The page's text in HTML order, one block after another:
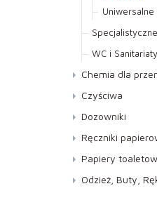
Uniwersalne
Specjalistyczne
WC i Sanitariaty
Chemia dla
Czyściwa
Dozowniki
Ręczniki
Do dozowników
Kuchenne
Papiery
Jumbo
Odzież, Buty,